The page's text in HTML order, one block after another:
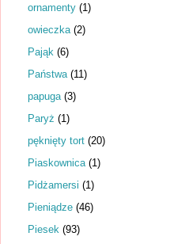
ornamenty (1)
owieczka (2)
Pająk (6)
Państwa (11)
papuga (3)
Paryż (1)
pęknięty tort (20)
Piaskownica (1)
Pidżamersi (1)
Pieniądze (46)
Piesek (93)